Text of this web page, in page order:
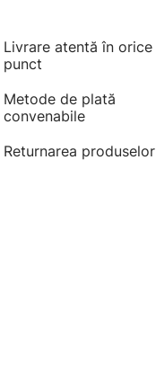
Livrare atentă în orice
punct
Metode de plată
convenabile
Returnarea produselor